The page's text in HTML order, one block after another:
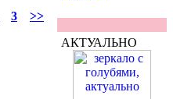
3 >>
АКТУАЛЬНО